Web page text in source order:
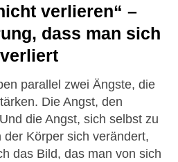
verlieren“ –
dass man sich
parallel zwei Ängste, die
Die Angst, den
die Angst, sich selbst zu
Körper sich verändert,
das Bild, das man von sich